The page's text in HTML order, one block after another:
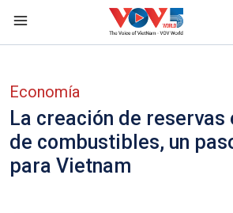
Economía
La creación de
de combustibles, un
para Vietnam